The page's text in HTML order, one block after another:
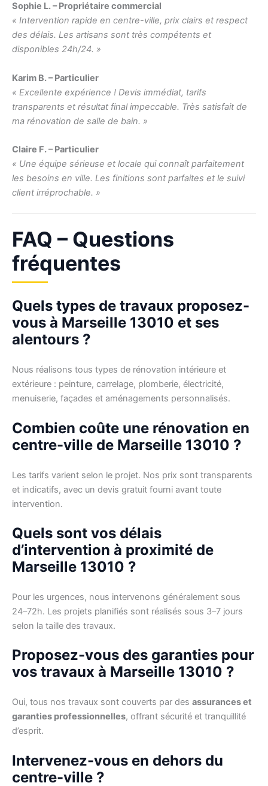
Sophie L. – Propriétaire commercial
« Intervention rapide en centre-ville, prix clairs et respect
des délais. Les artisans sont très compétents et
disponibles 24h/24. »
Karim B. – Particulier
« Excellente expérience ! Devis immédiat, tarifs
transparents et résultat final impeccable. Très satisfait de
ma rénovation de salle de bain. »
Claire F. – Particulier
« Une équipe sérieuse et locale qui connaît parfaitement
les besoins en ville. Les finitions sont parfaites et le suivi
client irréprochable. »
FAQ – Questions
fréquentes
Quels types de travaux proposez-
vous à Marseille 13010 et ses
alentours ?
Nous réalisons tous types de rénovation intérieure et
extérieure : peinture, carrelage, plomberie, électricité,
menuiserie, façades et aménagements personnalisés.
Combien coûte une rénovation en
centre-ville de Marseille 13010 ?
Les tarifs varient selon le projet. Nos prix sont transparents
et indicatifs, avec un devis gratuit fourni avant toute
intervention.
Quels sont vos délais
d’intervention à proximité de
Marseille 13010 ?
Pour les urgences, nous intervenons généralement sous
24–72h. Les projets planifiés sont réalisés sous 3–7 jours
selon la taille des travaux.
Proposez-vous des garanties pour
vos travaux à Marseille 13010 ?
Oui, tous nos travaux sont couverts par des assurances et
garanties professionnelles, offrant sécurité et tranquillité
d’esprit.
Intervenez-vous en dehors du
centre-ville ?